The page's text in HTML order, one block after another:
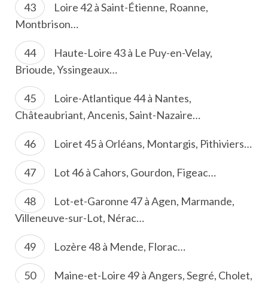
Loire 42 à Saint-Étienne, Roanne,
Montbrison…
Haute-Loire 43 à Le Puy-en-Velay,
Brioude, Yssingeaux…
Loire-Atlantique 44 à Nantes,
Châteaubriant, Ancenis, Saint-Nazaire…
Loiret 45 à Orléans, Montargis, Pithiviers…
Lot 46 à Cahors, Gourdon, Figeac…
Lot-et-Garonne 47 à Agen, Marmande,
Villeneuve-sur-Lot, Nérac…
Lozère 48 à Mende, Florac…
Maine-et-Loire 49 à Angers, Segré, Cholet,